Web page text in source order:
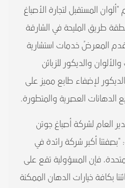
المستقبل لتجارة الأصباغ
طريق المليحة في الشارقة
24 يونيو 2021. يقدم المعرضً خدمات استشارية
والديكور للزبائن
لإضفاء طابع مميز على
الدهانات العصرية والمتطورة.
العام لشركة أصباغ جوتن
"بصفتنا أكبر شركة رائدة في
فإن المسؤولية تقع على
بكافة خيارات الدهان الممكنة